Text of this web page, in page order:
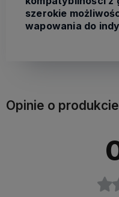
szerokie
wapowania do
Opinie o